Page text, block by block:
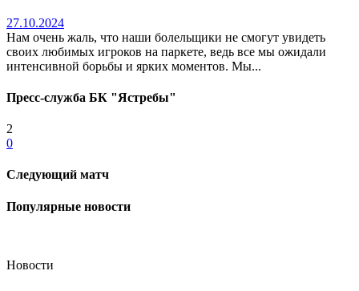
27.10.2024
Нам очень жаль, что наши болельщики не смогут увидеть
своих любимых игроков на паркете, ведь все мы ожидали
интенсивной борьбы и ярких моментов. Мы...
Пресс-служба БК "Ястребы"
2
0
Следующий матч
Популярные новости
Новости